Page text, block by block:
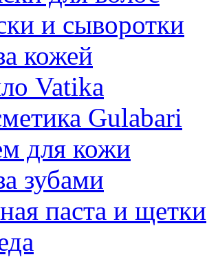
и сыворотки
кожей
Vatika
Gulabari
для кожи
зубами
паста и щетки